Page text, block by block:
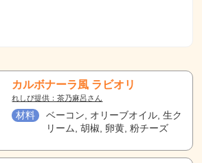
カルボナーラ風 ラビオリ
れしぴ提供：茶乃麻呂さん
材料
ベーコン, オリーブオイル, 生ク
リーム, 胡椒, 卵黄, 粉チーズ